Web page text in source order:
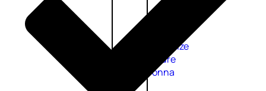
Fragranze
Nature
Donna